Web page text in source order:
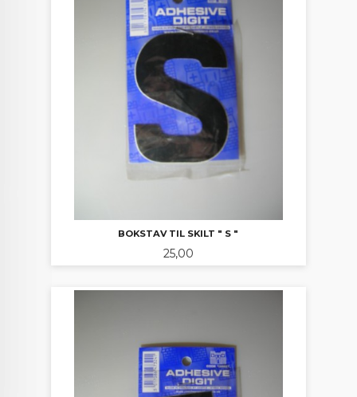
BOKSTAV TIL SKILT " S "
Pris
25,00